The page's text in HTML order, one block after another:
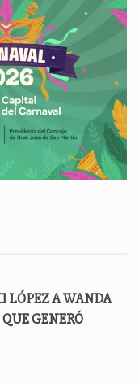
LÓPEZ A WANDA
GENERÓ